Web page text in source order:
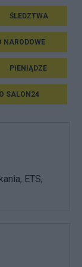
ŚLEDZTWA
NARODOWE
PIENIĄDZE
SALON24
ETS,